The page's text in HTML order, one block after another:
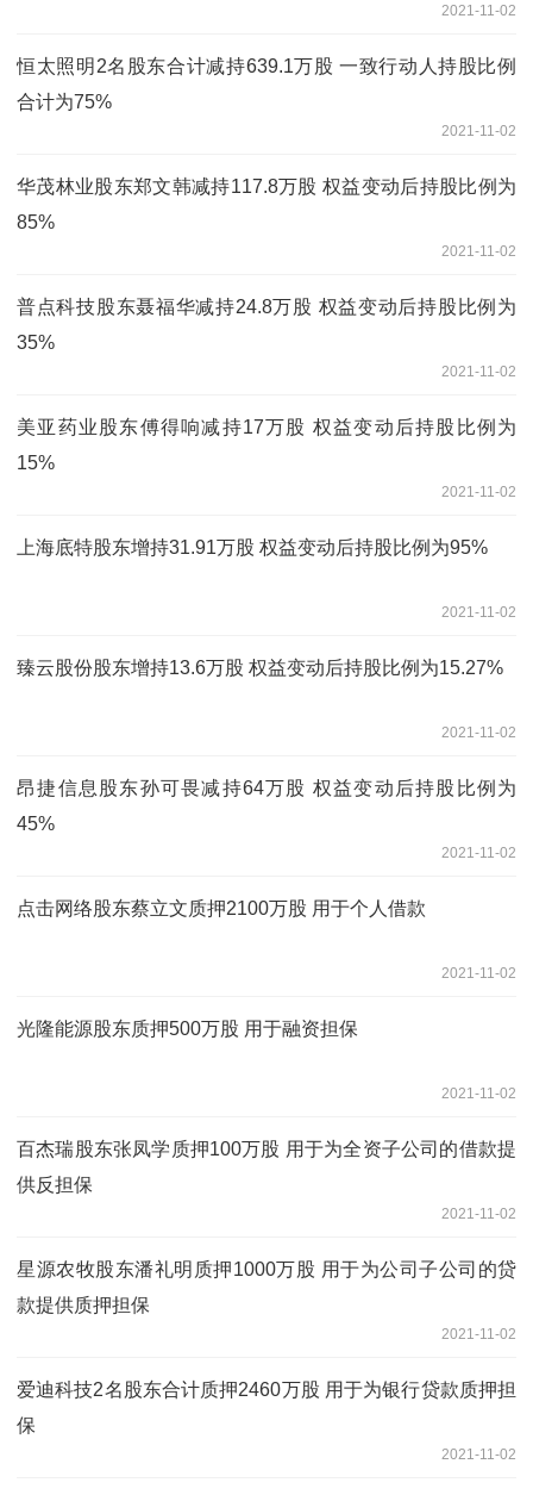
2021-11-02
恒太照明2名股东合计减持639.1万股 一致行动人持股比例
合计为75%
2021-11-02
华茂林业股东郑文韩减持117.8万股 权益变动后持股比例为
85%
2021-11-02
普点科技股东聂福华减持24.8万股 权益变动后持股比例为
35%
2021-11-02
美亚药业股东傅得响减持17万股 权益变动后持股比例为
15%
2021-11-02
上海底特股东增持31.91万股 权益变动后持股比例为95%
2021-11-02
臻云股份股东增持13.6万股 权益变动后持股比例为15.27%
2021-11-02
昂捷信息股东孙可畏减持64万股 权益变动后持股比例为
45%
2021-11-02
点击网络股东蔡立文质押2100万股 用于个人借款
2021-11-02
光隆能源股东质押500万股 用于融资担保
2021-11-02
百杰瑞股东张凤学质押100万股 用于为全资子公司的借款提
供反担保
2021-11-02
星源农牧股东潘礼明质押1000万股 用于为公司子公司的贷
款提供质押担保
2021-11-02
爱迪科技2名股东合计质押2460万股 用于为银行贷款质押担
保
2021-11-02